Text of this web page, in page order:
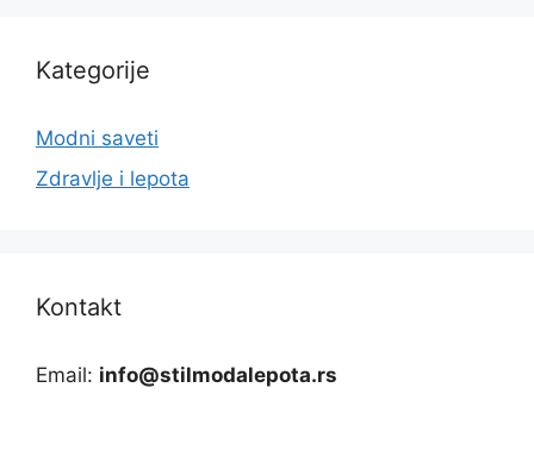
Kategorije
Modni saveti
Zdravlje i lepota
Kontakt
Email: info@stilmodalepota.rs